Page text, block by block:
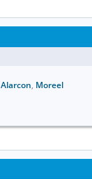
Alarcon, Moreel